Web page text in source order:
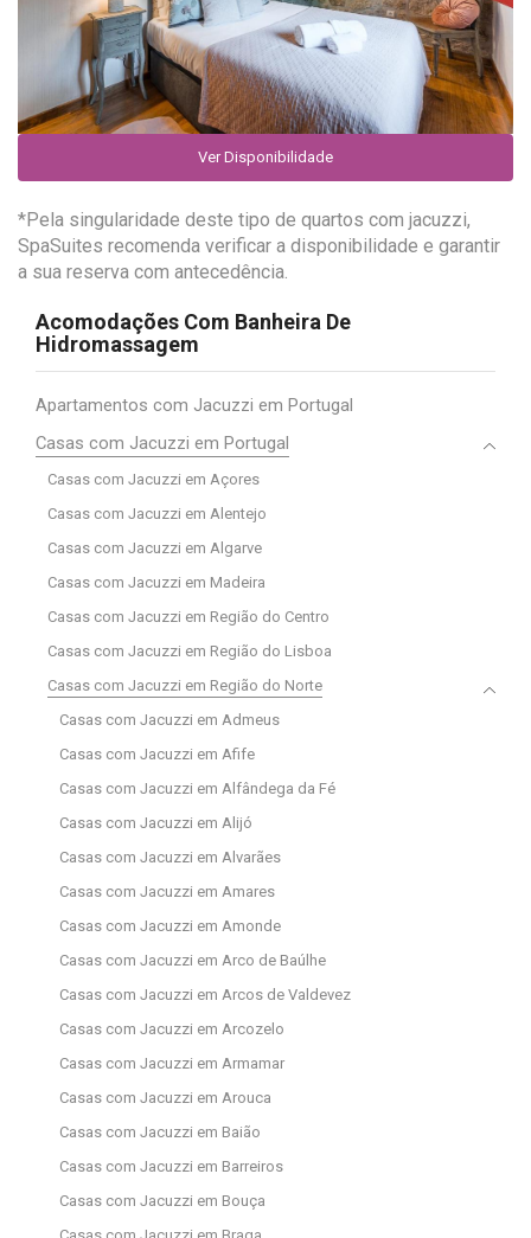
Ver Disponibilidade
*Pela singularidade deste tipo de quartos com jacuzzi,
SpaSuites recomenda verificar a disponibilidade e garantir
a sua reserva com antecedência.
Acomodações Com Banheira De
Hidromassagem
Apartamentos com Jacuzzi em Portugal
Casas com Jacuzzi em Portugal
Casas com Jacuzzi em Açores
Casas com Jacuzzi em Alentejo
Casas com Jacuzzi em Algarve
Casas com Jacuzzi em Madeira
Casas com Jacuzzi em Região do Centro
Casas com Jacuzzi em Região do Lisboa
Casas com Jacuzzi em Região do Norte
Casas com Jacuzzi em Admeus
Casas com Jacuzzi em Afife
Casas com Jacuzzi em Alfândega da Fé
Casas com Jacuzzi em Alijó
Casas com Jacuzzi em Alvarães
Casas com Jacuzzi em Amares
Casas com Jacuzzi em Amonde
Casas com Jacuzzi em Arco de Baúlhe
Casas com Jacuzzi em Arcos de Valdevez
Casas com Jacuzzi em Arcozelo
Casas com Jacuzzi em Armamar
Casas com Jacuzzi em Arouca
Casas com Jacuzzi em Baião
Casas com Jacuzzi em Barreiros
Casas com Jacuzzi em Bouça